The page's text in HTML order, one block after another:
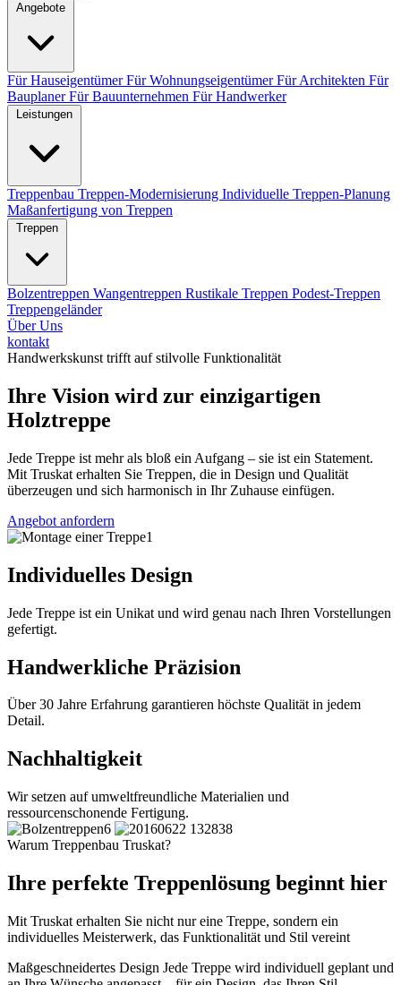
Angebote
Für HauseigentümerFür WohnungseigentümerFür Architekten Für
BauplanerFür Bauunternehmen Für Handwerker
Leistungen
Treppenbau Treppen-Modernisierung Individuelle Treppen-Planung
Maßanfertigung von Treppen
Treppen
Bolzentreppen Wangentreppen Rustikale Treppen Podest-Treppen
Treppengeländer
Über Uns
kontakt
Handwerkskunst trifft auf stilvolle Funktionalität
Ihre Vision wird zur einzigartigen
Holztreppe
Jede Treppe ist mehr als bloß ein Aufgang – sie ist ein Statement.
Mit Truskat erhalten Sie Treppen, die in Design und Qualität
überzeugen und sich harmonisch in Ihr Zuhause einfügen.
Angebot anfordern
Individuelles Design
Jede Treppe ist ein Unikat und wird genau nach Ihren Vorstellungen
gefertigt.
Handwerkliche Präzision
Über 30 Jahre Erfahrung garantieren höchste Qualität in jedem
Detail.
Nachhaltigkeit
Wir setzen auf umweltfreundliche Materialien und
ressourcenschonende Fertigung.
Warum Treppenbau Truskat?
Ihre perfekte Treppenlösung beginnt hier
Mit Truskat erhalten Sie nicht nur eine Treppe, sondern ein
individuelles Meisterwerk, das Funktionalität und Stil vereint
Maßgeschneidertes Design Jede Treppe wird individuell geplant und